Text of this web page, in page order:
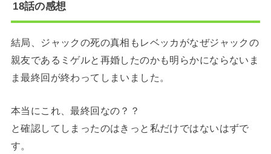
18話の感想
結局、ジャックの死の真相もレベッカがなぜジャックの
親友であるミゲルと再婚したのかも明らかにならないま
ま最終回が終わってしまいました。
本当にこれ、最終回なの？？
と確認してしまったのはきっと私だけではないはずで
す。